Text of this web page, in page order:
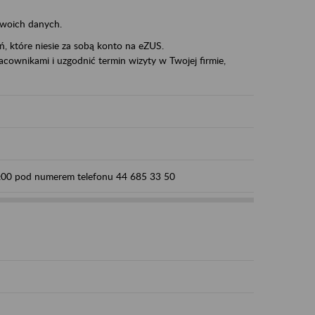
danych.
które niesie za sobą konto na eZUS.
i uzgodnić termin wizyty w Twojej firmie,
pod numerem telefonu 44 685 33 50